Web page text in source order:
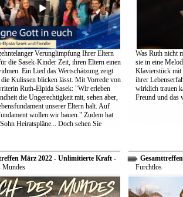
Verunglimpfung Ihrer Eltern
die Sasek-Kinder Zeit, ihren Eltern einen
Ein Lied das Wertschätzung zeigt
Kulissen blicken lässt. Mit Vorrede von
Ruth-Elpida Sasek: "Wir erleben
die Ungerechtigkeit mit, sehen aber,
unserer Eltern hält. Auf
wollen wir bauen." Zudem hat
Heiratspläne... Doch sehen Sie
Was Ruth nicht
sie in eine
Klavierstück mit
ihrer
wirklich trauen
Freund und das
März 2022 - Unlimitierte Kraft -
Mundes
Furchtlos